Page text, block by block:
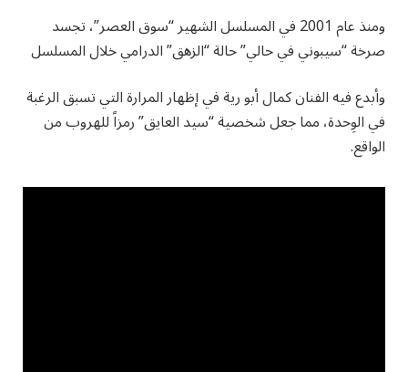
ومنذ عام 2001 في المسلسل الشهير “سوق العصر”، تجسد
صرخة “سيبوني في حالي” حالة “الزهق” الدرامي خلال المسلسل
وأبدع فيه الفنان كمال أبو رية في إظهار المرارة التي تسبق الرغبة
في الوِحدة، مما جعل شخصية “سيد العايق” رمزاً للهروب من
الواقع.